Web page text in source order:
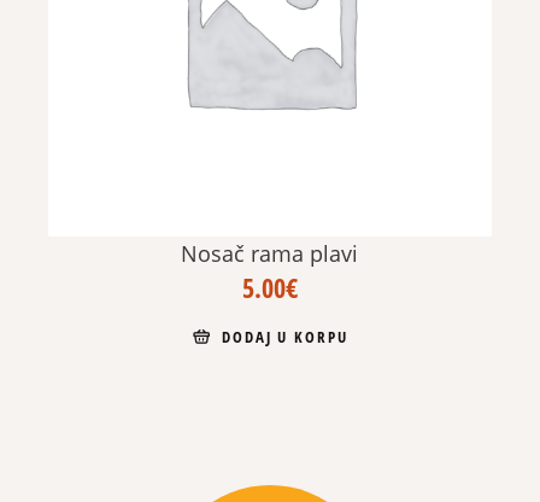
Nosač rama plavi
5.00€
DODAJ U KORPU